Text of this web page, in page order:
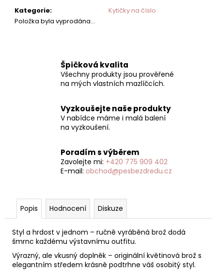
Kategorie:
Kytičky na číslo
Položka byla vyprodána…
Špičková kvalita
Všechny produkty jsou prověřené
na mých vlastních mazlíčcích.
Vyzkoušejte naše produkty
V nabídce máme i malá balení
na vyzkoušení.
Poradím s výběrem
Zavolejte mi: +420 775 909 402
E-mail: obchod@pesbezdredu.cz
Popis Hodnocení Diskuze
Styl a hrdost v jednom – ručně vyráběná brož dodá
šmrnc každému výstavnímu outfitu.
Výrazný, ale vkusný doplněk – originální květinová brož s
elegantním středem krásně podtrhne váš osobitý styl.